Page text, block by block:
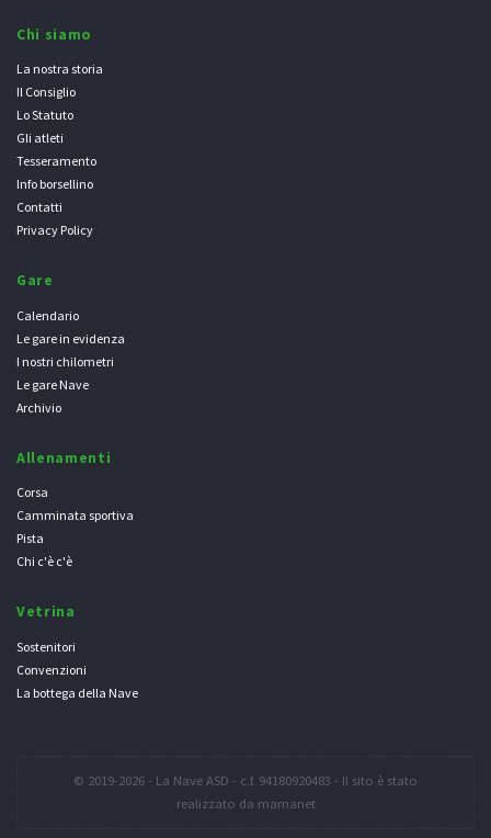
Chi siamo
La nostra storia
Il Consiglio
Lo Statuto
Gli atleti
Tesseramento
Info borsellino
Contatti
Privacy Policy
Gare
Calendario
Le gare in evidenza
I nostri chilometri
Le gare Nave
Archivio
Allenamenti
Corsa
Camminata sportiva
Pista
Chi c'è c'è
Vetrina
Sostenitori
Convenzioni
La bottega della Nave
© 2019-2026 - La Nave ASD - c.f. 94180920483 - Il sito è stato
realizzato da mamanet